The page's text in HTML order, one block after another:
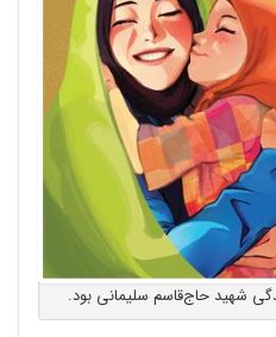
شهید حاج‌قاسم سلیمانی بود.